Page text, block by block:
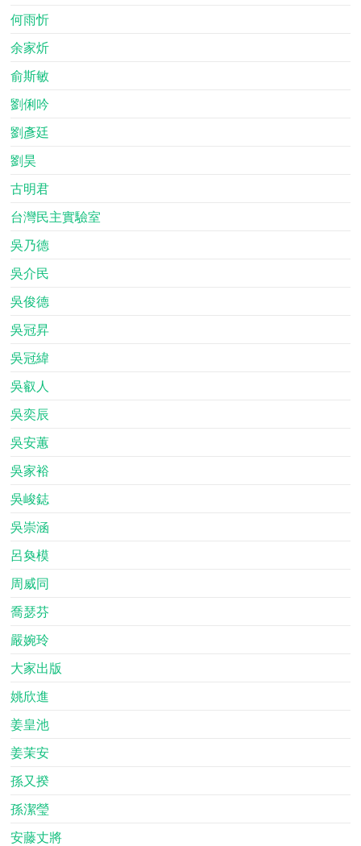
何雨忻
余家炘
俞斯敏
劉俐吟
劉彥廷
劉昊
古明君
台灣民主實驗室
吳乃德
吳介民
吳俊德
吳冠昇
吳冠緯
吳叡人
吳奕辰
吳安蕙
吳家裕
吳峻鋕
吳崇涵
呂奐模
周威同
喬瑟芬
嚴婉玲
大家出版
姚欣進
姜皇池
姜茉安
孫又揆
孫潔瑩
安藤丈將